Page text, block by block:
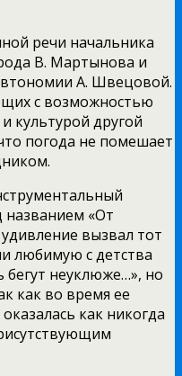
речи начальника
В. Мартынова и
А. Швецовой.
с возможностью
культурой другой
погода не помешает
названием «От
вызвал тот
любимую с детства
неуклюже…», но
как во время ее
как никогда